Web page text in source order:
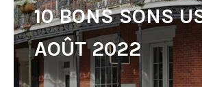
10 BONS SONS
AOÛT 2022